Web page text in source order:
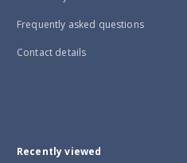
Frequently asked questions
Contact details
Recently viewed